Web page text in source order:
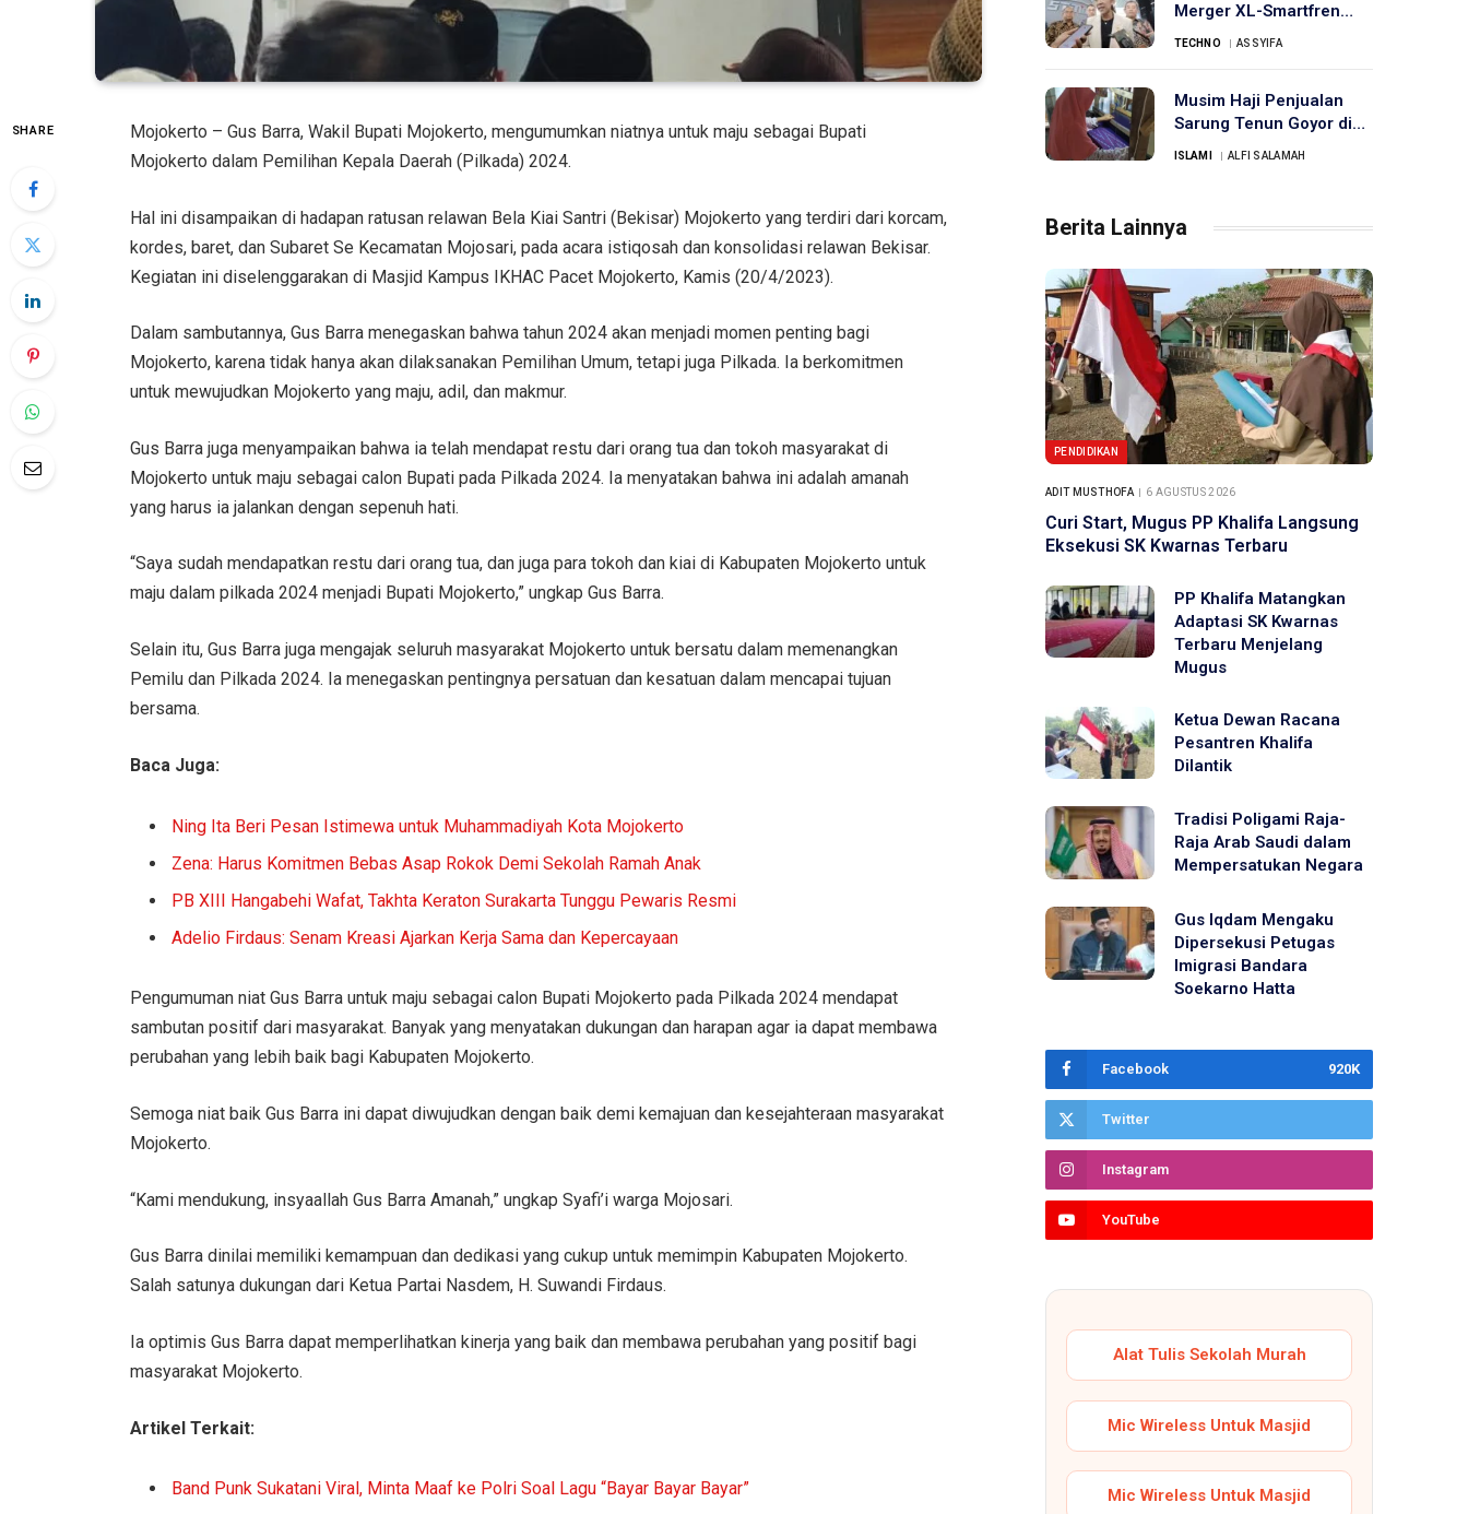
SHARE
Mojokerto – Gus Barra, Wakil Bupati Mojokerto, mengumumkan niatnya untuk maju sebagai Bupati
Mojokerto dalam Pemilihan Kepala Daerah (Pilkada) 2024.
Hal ini disampaikan di hadapan ratusan relawan Bela Kiai Santri (Bekisar) Mojokerto yang terdiri dari korcam,
kordes, baret, dan Subaret Se Kecamatan Mojosari, pada acara istiqosah dan konsolidasi relawan Bekisar.
Kegiatan ini diselenggarakan di Masjid Kampus IKHAC Pacet Mojokerto, Kamis (20/4/2023).
Dalam sambutannya, Gus Barra menegaskan bahwa tahun 2024 akan menjadi momen penting bagi
Mojokerto, karena tidak hanya akan dilaksanakan Pemilihan Umum, tetapi juga Pilkada. Ia berkomitmen
untuk mewujudkan Mojokerto yang maju, adil, dan makmur.
Gus Barra juga menyampaikan bahwa ia telah mendapat restu dari orang tua dan tokoh masyarakat di
Mojokerto untuk maju sebagai calon Bupati pada Pilkada 2024. Ia menyatakan bahwa ini adalah amanah
yang harus ia jalankan dengan sepenuh hati.
“Saya sudah mendapatkan restu dari orang tua, dan juga para tokoh dan kiai di Kabupaten Mojokerto untuk
maju dalam pilkada 2024 menjadi Bupati Mojokerto,” ungkap Gus Barra.
Selain itu, Gus Barra juga mengajak seluruh masyarakat Mojokerto untuk bersatu dalam memenangkan
Pemilu dan Pilkada 2024. Ia menegaskan pentingnya persatuan dan kesatuan dalam mencapai tujuan
bersama.
Baca Juga:
Ning Ita Beri Pesan Istimewa untuk Muhammadiyah Kota Mojokerto
Zena: Harus Komitmen Bebas Asap Rokok Demi Sekolah Ramah Anak
PB XIII Hangabehi Wafat, Takhta Keraton Surakarta Tunggu Pewaris Resmi
Adelio Firdaus: Senam Kreasi Ajarkan Kerja Sama dan Kepercayaan
Pengumuman niat Gus Barra untuk maju sebagai calon Bupati Mojokerto pada Pilkada 2024 mendapat
sambutan positif dari masyarakat. Banyak yang menyatakan dukungan dan harapan agar ia dapat membawa
perubahan yang lebih baik bagi Kabupaten Mojokerto.
Semoga niat baik Gus Barra ini dapat diwujudkan dengan baik demi kemajuan dan kesejahteraan masyarakat
Mojokerto.
“Kami mendukung, insyaallah Gus Barra Amanah,” ungkap Syafi’i warga Mojosari.
Gus Barra dinilai memiliki kemampuan dan dedikasi yang cukup untuk memimpin Kabupaten Mojokerto.
Salah satunya dukungan dari Ketua Partai Nasdem, H. Suwandi Firdaus.
Ia optimis Gus Barra dapat memperlihatkan kinerja yang baik dan membawa perubahan yang positif bagi
masyarakat Mojokerto.
Artikel Terkait:
Band Punk Sukatani Viral, Minta Maaf ke Polri Soal Lagu “Bayar Bayar Bayar”
Merger XL-Smartfren
Belum Diterima
TECHNO ASSYIFA
Musim Haji Penjualan
Sarung Tenun Goyor di
Jombang Meningkat
ISLAMI ALFI SALAMAH
Berita Lainnya
PENDIDIKAN
ADIT MUSTHOFA 6 AGUSTUS 2026
Curi Start, Mugus PP Khalifa Langsung
Eksekusi SK Kwarnas Terbaru
PP Khalifa Matangkan
Adaptasi SK Kwarnas
Terbaru Menjelang
Mugus
Ketua Dewan Racana
Pesantren Khalifa
Dilantik
Tradisi Poligami Raja-
Raja Arab Saudi dalam
Mempersatukan Negara
Gus Iqdam Mengaku
Dipersekusi Petugas
Imigrasi Bandara
Soekarno Hatta
Facebook 920K
Twitter
Instagram
YouTube
Alat Tulis Sekolah Murah
Mic Wireless Untuk Masjid
Mic Wireless Untuk Masjid